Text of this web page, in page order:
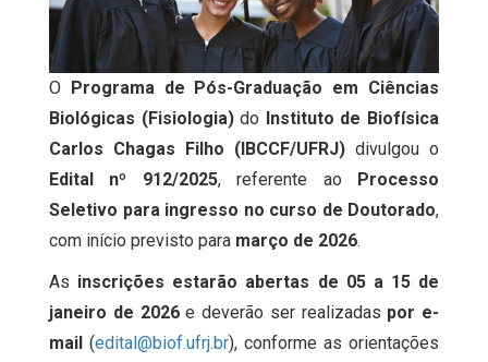
O
Programa de Pós-Graduação em Ciências
Biológicas (Fisiologia)do
Instituto de Biofísica
Carlos Chagas Filho (IBCCF/UFRJ) divulgou o
Edital nº 912/2025, referente ao Processo
Seletivo para ingresso no curso de Doutorado,
com início previsto para março de 2026.
As inscrições estarão abertas de 05 a 15 de
janeiro de 2026e deverão ser realizadas por e-
mail (edital@biof.ufrj.br), conforme as orientações